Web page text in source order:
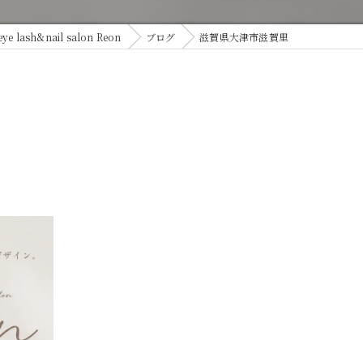
lash&nail salon Reon ブログ 滋賀県大津市滋賀里